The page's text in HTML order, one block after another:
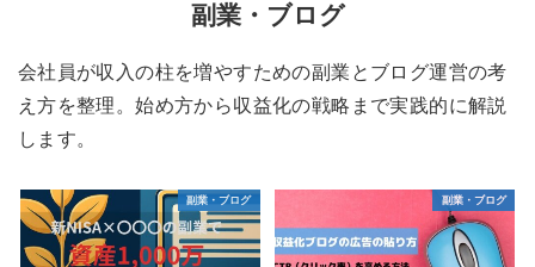
副業・ブログ
会社員が収入の柱を増やすための副業とブログ運営の考
え方を整理。始め方から収益化の戦略まで実践的に解説
します。
副業・ブログ 副業・ブログ